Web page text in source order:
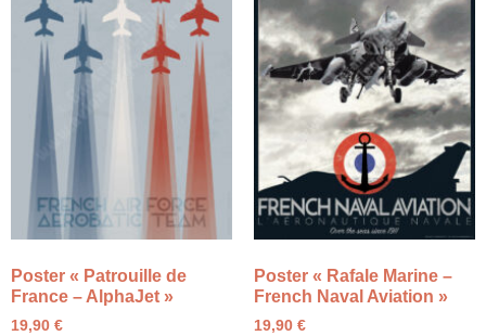
Poster « Patrouille de
France – AlphaJet »
19,90 €
Poster « Rafale Marine –
French Naval Aviation »
19,90 €